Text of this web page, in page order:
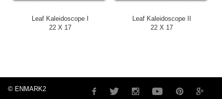
Leaf Kaleidoscope I
22 X 17
Leaf Kaleidoscope II
22 X 17
© ENMARK2